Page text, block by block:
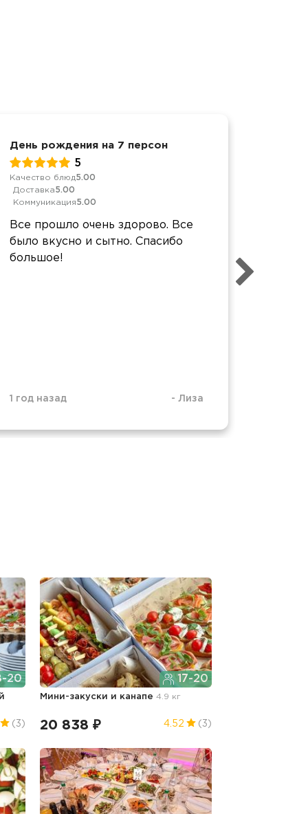
День рождения на 7 персон
5
Качество блюд5.00
Доставка5.00
Коммуникация5.00
Все прошло очень здорово. Все
было вкусно и сытно. Спасибо
большое!
1 год назад - Лиза
20
(3)
17-20
Мини-закуски и канапе4.9 кг
20 838 ₽ 4.52 (3)